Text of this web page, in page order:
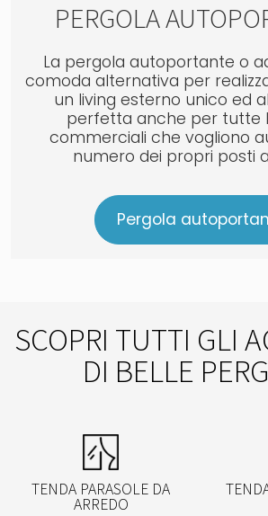
PERGOLA
La pergola autoportante o
comoda alternativa per
un living esterno unico ed
perfetta anche per tutte
commerciali che vogliono
numero dei propri posti
Pergola
SCOPRI TUTTI GLI
DI BELLE
TENDA PARASOLE DA
ARREDO